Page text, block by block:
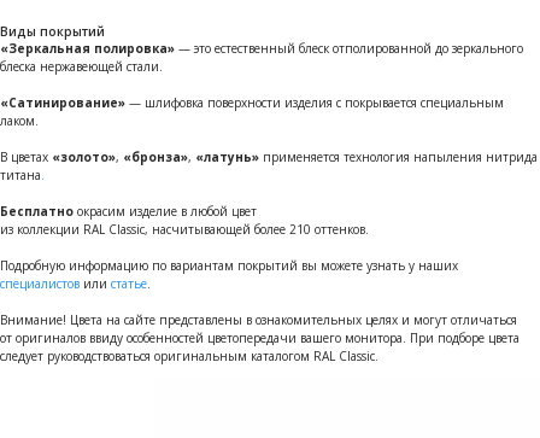
Виды покрытий
«Зеркальная полировка» — это естественный блеск отполированной до зеркального
блеска нержавеющей стали.
«Сатинирование» — шлифовка поверхности изделия с покрывается специальным
лаком.
В цветах «золото», «бронза», «латунь» применяется технология напыления нитрида
титана.
Бесплатно окрасим изделие в любой цвет
из коллекции RAL Classic, насчитывающей более 210 оттенков.
Подробную информацию по вариантам покрытий вы можете узнать у наших
специалистов или статье.
Внимание! Цвета на сайте представлены в ознакомительных целях и могут отличаться
от оригиналов ввиду особенностей цветопередачи вашего монитора. При подборе цвета
следует руководствоваться оригинальным каталогом RAL Classic.